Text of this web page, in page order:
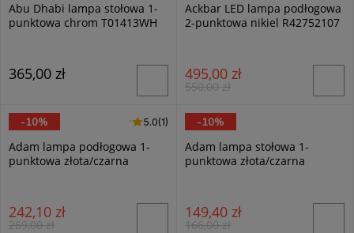
Abu Dhabi lampa stołowa 1-
punktowa chrom T01413WH
365,00 zł
Ackbar LED lampa podłogowa
2-punktowa nikiel R42752107
495,00 zł
550,00 zł
Adam lampa podłogowa 1-
punktowa złota/czarna
5.0 (1)
5.0(1)
242,10 zł
269,00 zł
-10%
Adam lampa stołowa 1-
punktowa złota/czarna
149,40 zł
166,00 zł
-10%